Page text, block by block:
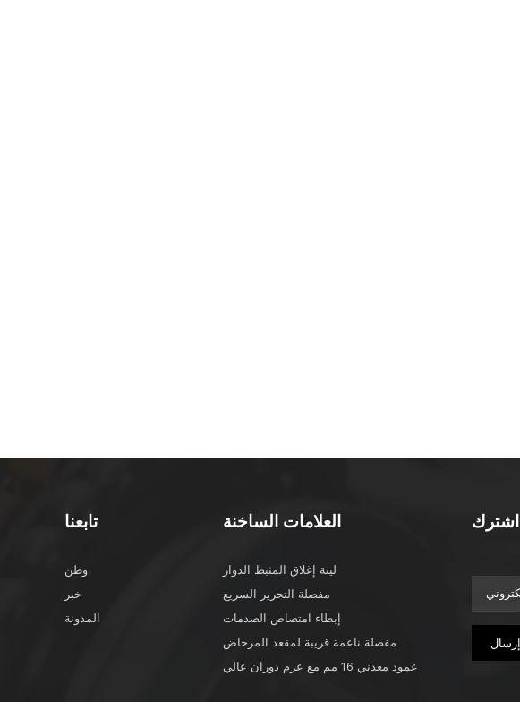
تابعنا
وطن
خبر
المدونة
العلامات الساخنة
لينة إغلاق المثبط الدوار
مفصلة التحرير السريع
إبطاء امتصاص الصدمات
مفصلة ناعمة قريبة لمقعد المرحاض
عمود معدني 16 مم مع عزم دوران عالي
اشترك
إرسال